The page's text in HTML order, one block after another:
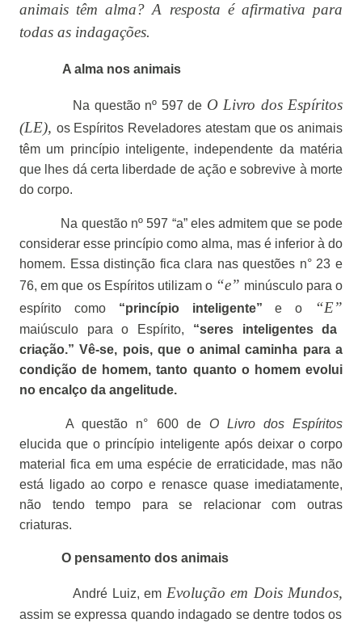
animais têm alma? A resposta é afirmativa para
todas as indagações.
A alma nos animais
Na questão nº 597 de O Livro dos Espíritos
(LE), os Espíritos Reveladores atestam que os animais
têm um princípio inteligente, independente da matéria
que lhes dá certa liberdade de ação e sobrevive à morte
do corpo.
Na questão nº 597 “a” eles admitem que se pode
considerar esse princípio como alma, mas é inferior à do
homem. Essa distinção fica clara nas questões n° 23 e
76, em que os Espíritos utilizam o “e” minúsculo para o
espírito como “princípio inteligente”e o “E”
maiúsculo para o Espírito, “seres inteligentes da
criação.” Vê-se, pois, que o animal caminha para a
condição de homem, tanto quanto o homem evolui
no encalço da angelitude.
A questão n° 600 de O Livro dos Espíritos
elucida que o princípio inteligente após deixar o corpo
material fica em uma espécie de erraticidade, mas não
está ligado ao corpo e renasce quase imediatamente,
não tendo tempo para se relacionar com outras
criaturas.
O pensamento dos animais
André Luiz, em Evolução em Dois Mundos,
assim se expressa quando indagado se dentre todos os